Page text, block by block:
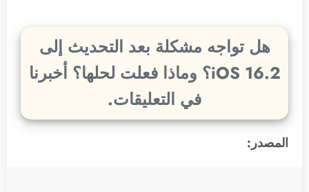
هل تواجه مشكلة بعد التحديث إلى
iOS 16.2؟ وماذا فعلت لحلها؟ أخبرنا
في التعليقات.
المصدر: